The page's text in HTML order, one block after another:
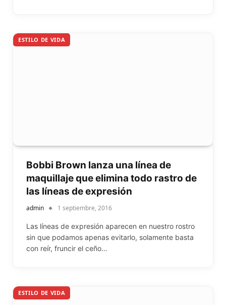
ESTILO DE VIDA
Bobbi Brown lanza una línea de
maquillaje que elimina todo rastro de
las líneas de expresión
admin 1 septiembre, 2016
Las líneas de expresión aparecen en nuestro rostro
sin que podamos apenas evitarlo, solamente basta
con reír, fruncir el ceño…
ESTILO DE VIDA